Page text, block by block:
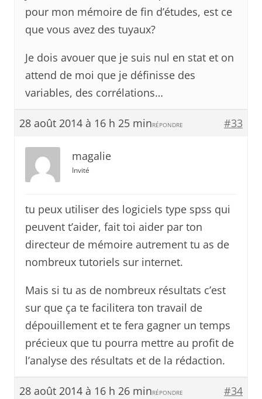
pour mon mémoire de fin d’études, est ce
que vous avez des tuyaux?
Je dois avouer que je suis nul en stat et on
attend de moi que je définisse des
variables, des corrélations…
28 août 2014 à 16 h 25 min #33
RÉPONDRE
magalie
Invité
tu peux utiliser des logiciels type spss qui
peuvent t’aider, fait toi aider par ton
directeur de mémoire autrement tu as de
nombreux tutoriels sur internet.
Mais si tu as de nombreux résultats c’est
sur que ça te facilitera ton travail de
dépouillement et te fera gagner un temps
précieux que tu pourra mettre au profit de
l’analyse des résultats et de la rédaction.
28 août 2014 à 16 h 26 min #34
RÉPONDRE